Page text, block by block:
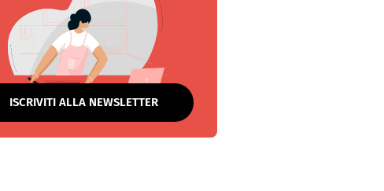
ISCRIVITI ALLA NEWSLETTER